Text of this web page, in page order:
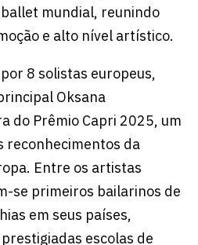
mundial, reunindo
e alto nível artístico.
8 solistas europeus,
Oksana
do Prêmio Capri 2025, um
reconhecimentos da
Entre os artistas
se primeiros bailarinos de
em seus países,
escolas de